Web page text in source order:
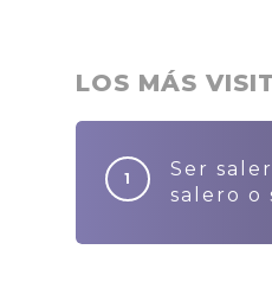
LOS MÁS
Ser
salero o